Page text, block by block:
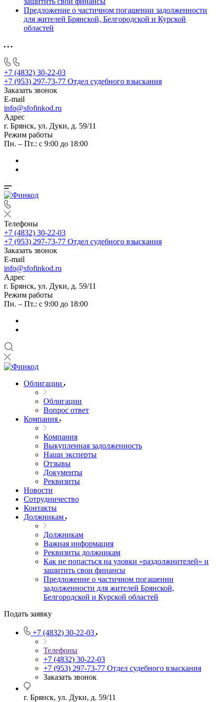
Предложение о частичном погашении задолженности
для жителей Брянской, Белгородской и Курской
областей
+7 (4832) 30-22-03
+7 (953) 297-73-77 Отдел судебного взыскания
Заказать звонок
E-mail
info@sfofinkod.ru
Адрес
г. Брянск, ул. Дуки, д. 59/11
Режим работы
Пн. – Пт.: с 9:00 до 18:00
Телефоны
+7 (4832) 30-22-03
+7 (953) 297-73-77 Отдел судебного взыскания
Заказать звонок
E-mail
info@sfofinkod.ru
Адрес
г. Брянск, ул. Дуки, д. 59/11
Режим работы
Пн. – Пт.: с 9:00 до 18:00
Облигации
Облигации
Вопрос ответ
Компания
Компания
Выкупленная задолженность
Наши эксперты
Отзывы
Документы
Реквизиты
Новости
Сотрудничество
Контакты
Должникам
Должникам
Важная информация
Реквизиты должникам
Как не попасться на уловки «раздолжнителей» и
защитить свои финансы
Предложение о частичном погашении
задолженности для жителей Брянской,
Белгородской и Курской областей
Подать заявку
+7 (4832) 30-22-03
Телефоны
+7 (4832) 30-22-03
+7 (953) 297-73-77 Отдел судебного взыскания
Заказать звонок
г. Брянск, ул. Дуки, д. 59/11